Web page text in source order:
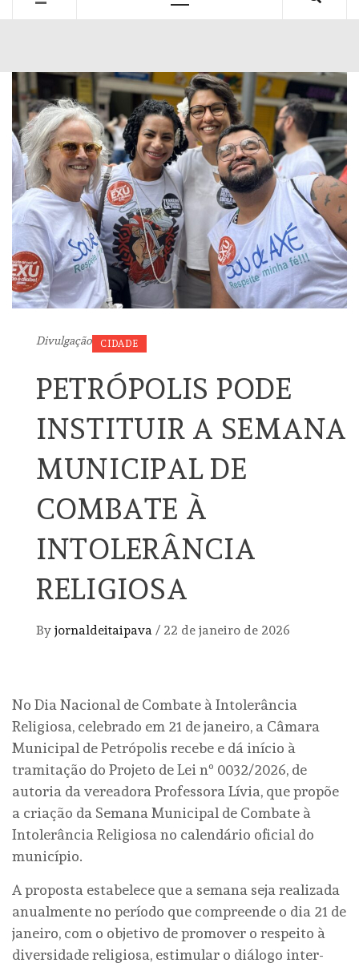
Divulgação CIDADE
PETRÓPOLIS PODE
INSTITUIR A SEMANA
MUNICIPAL DE
COMBATE À
INTOLERÂNCIA
RELIGIOSA
By jornaldeitaipava / 22 de janeiro de 2026
No Dia Nacional de Combate à Intolerância
Religiosa, celebrado em 21 de janeiro, a Câmara
Municipal de Petrópolis recebe e dá início à
tramitação do Projeto de Lei nº 0032/2026, de
autoria da vereadora Professora Lívia, que propõe
a criação da Semana Municipal de Combate à
Intolerância Religiosa no calendário oficial do
município.
A proposta estabelece que a semana seja realizada
anualmente no período que compreende o dia 21 de
janeiro, com o objetivo de promover o respeito à
diversidade religiosa, estimular o diálogo inter-